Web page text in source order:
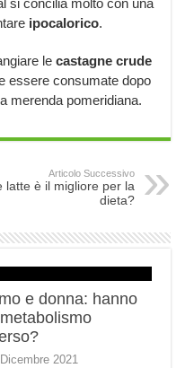
si concilia molto con una
ipocalorico.
lecastagne crude
essere consumate dopo
merenda pomeridiana.
Articolo Successivo
latte è il migliore per la
dieta?
e donna: hanno
2021